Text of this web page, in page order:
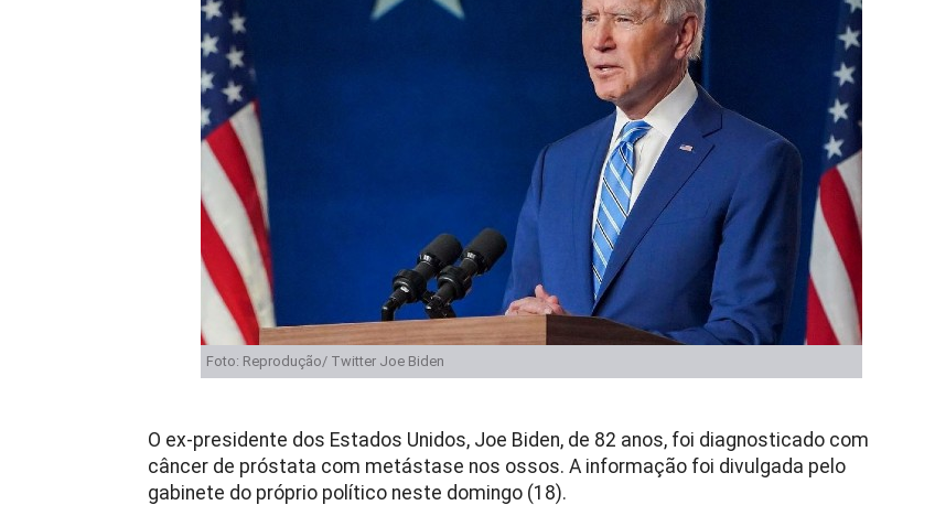
Foto: Reprodução/ Twitter Joe Biden
O ex-presidente dos Estados Unidos, Joe Biden, de 82 anos, foi diagnosticado com
câncer de próstata com metástase nos ossos. A informação foi divulgada pelo
gabinete do próprio político neste domingo (18).